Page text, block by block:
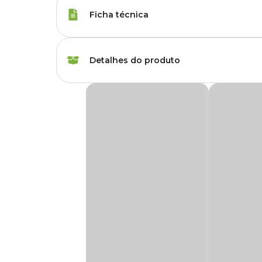
Ficha técnica
Marca Quatigua
Detalhes do produto